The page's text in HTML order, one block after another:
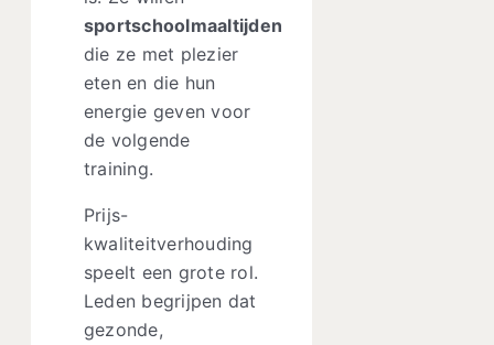
sportschoolmaaltijden
die ze met plezier
eten en die hun
energie geven voor
de volgende
training.
Prijs-
kwaliteitverhouding
speelt een grote rol.
Leden begrijpen dat
gezonde,